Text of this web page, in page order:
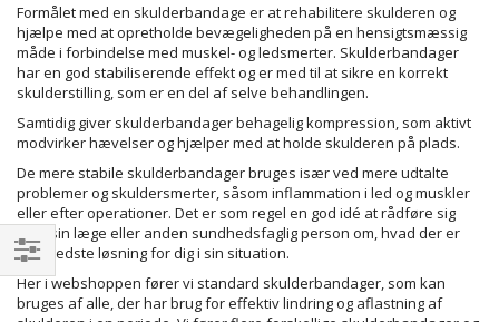
Formålet med en skulderbandage er at rehabilitere skulderen og
hjælpe med at opretholde bevægeligheden på en hensigtsmæssig
måde i forbindelse med muskel- og ledsmerter. Skulderbandager
har en god stabiliserende effekt og er med til at sikre en korrekt
skulderstilling, som er en del af selve behandlingen.
Samtidig giver skulderbandager behagelig kompression, som aktivt
modvirker hævelser og hjælper med at holde skulderen på plads.
De mere stabile skulderbandager bruges især ved mere udtalte
problemer og skuldersmerter, såsom inflammation i led og muskler
eller efter operationer. Det er som regel en god idé at rådføre sig
med sin læge eller anden sundhedsfaglig person om, hvad der er
den bedste løsning for dig i sin situation.
Her i webshoppen fører vi standard skulderbandager, som kan
bruges af alle, der har brug for effektiv lindring og aflastning af
Filtrer